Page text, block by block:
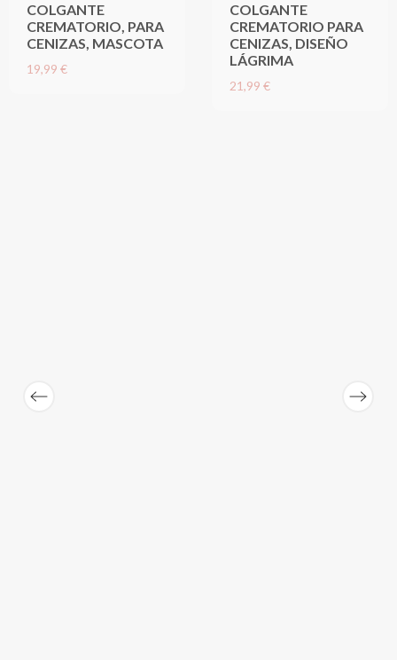
COLGANTE
CREMATORIO, PARA
CENIZAS, MASCOTA
19,99 €
COLGANTE
CREMATORIO PARA
CENIZAS, DISEÑO
LÁGRIMA
21,99 €